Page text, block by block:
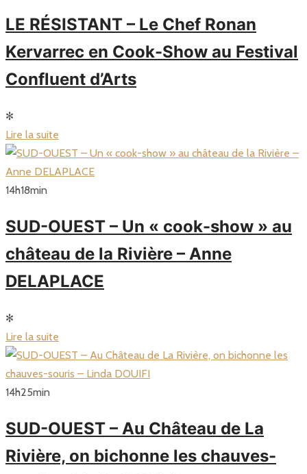
LE RÉSISTANT – Le Chef Ronan
Kervarrec en Cook-Show au Festival
Confluent d’Arts
✻
Lire la suite
14h18min
SUD-OUEST – Un « cook-show » au
château de la Rivière – Anne
DELAPLACE
✻
Lire la suite
14h25min
SUD-OUEST – Au Château de La
Rivière, on bichonne les chauves-